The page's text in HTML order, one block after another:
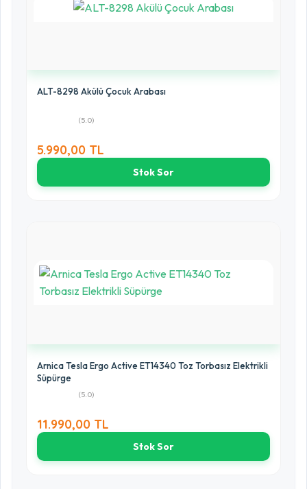
ALT-8298 Akülü Çocuk Arabası
(5.0)
5.990,00 TL
Stok Sor
Arnica Tesla Ergo Active ET14340 Toz Torbasız Elektrikli
Süpürge
(5.0)
11.990,00 TL
Stok Sor